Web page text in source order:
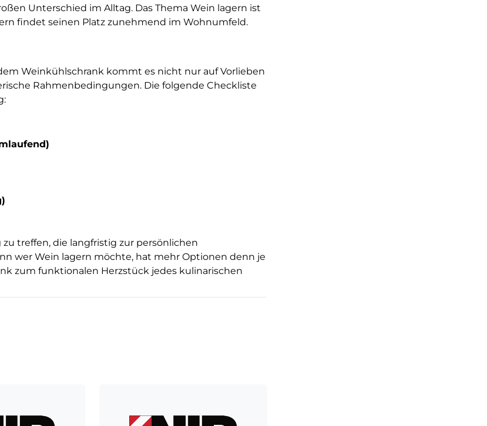
Unterschied im Alltag. Das Thema Wein lagern ist
findet seinen Platz zunehmend im Wohnumfeld.
Weinkühlschrank kommt es nicht nur auf Vorlieben
Rahmenbedingungen. Die folgende Checkliste
treffen, die langfristig zur persönlichen
wer Wein lagern möchte, hat mehr Optionen denn je
zum funktionalen Herzstück jedes kulinarischen